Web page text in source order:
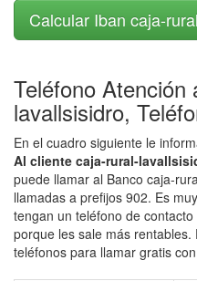
Calcular Iban caja-
Teléfono Atención
lavallsisidro,
En el cuadro siguiente le
Al cliente caja-rural-
puede llamar al Banco caja-
llamadas a prefijos 902. Es
tengan un teléfono de
porque les sale más
teléfonos para llamar gratis